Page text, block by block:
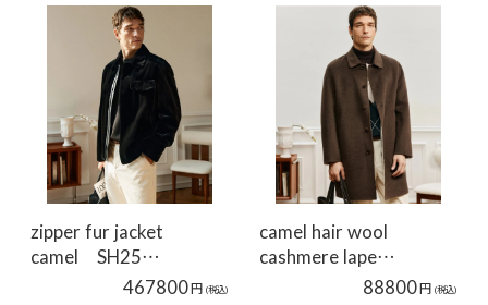
zipper fur jacket
camel SH25…
467800円 (税込)
camel hair wool
cashmere lape…
88800円 (税込)